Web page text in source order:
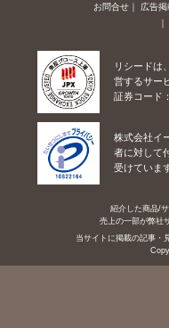
お問合せ 広告掲
リシードは
営するサー
証券コード
株式会社イ
者に対して
受けていま
紹介した商品/
売上の一部が弊社
当サイトに掲載の記事・